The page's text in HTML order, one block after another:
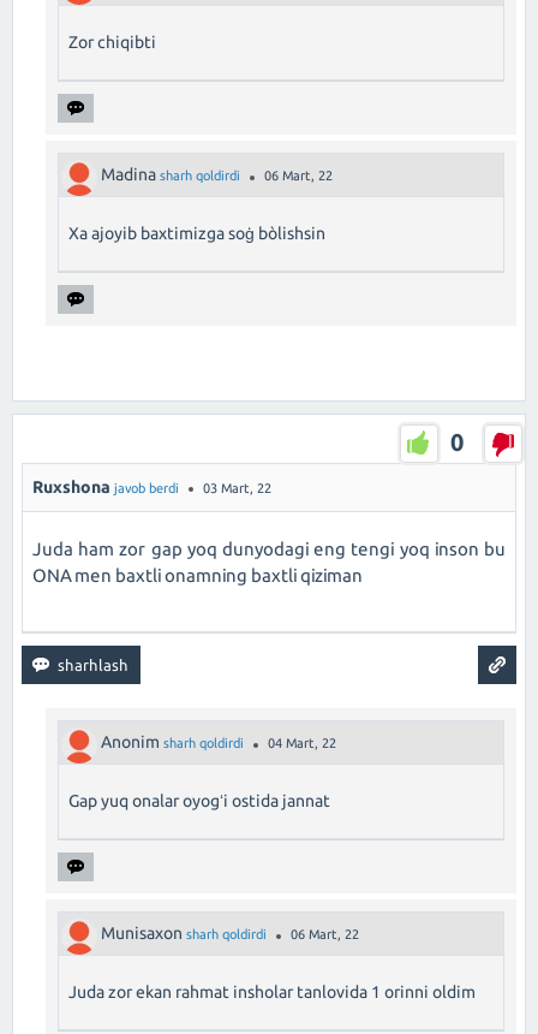
Zor chiqibti
Madina sharh qoldirdi 06 Mart, 22
Xa ajoyib baxtimizga soģ bòlishsin
0
Ruxshona javob berdi 03 Mart, 22
Juda ham zor gap yoq dunyodagi eng tengi yoq inson bu
ONA men baxtli onamning baxtli qiziman
Anonim sharh qoldirdi 04 Mart, 22
Gap yuq onalar oyogʻi ostida jannat
Munisaxon sharh qoldirdi 06 Mart, 22
Juda zor ekan rahmat insholar tanlovida 1 orinni oldim